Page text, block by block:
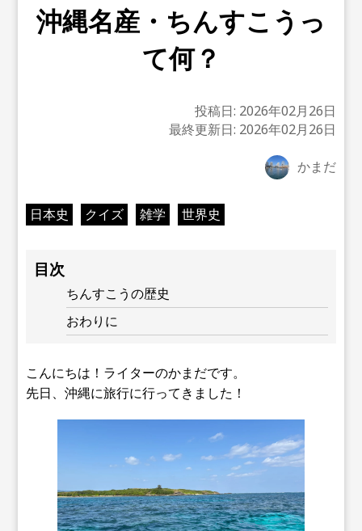
沖縄名産・ちんすこうっ
て何？
投稿日: 2026年02月26日
最終更新日: 2026年02月26日
かまだ
日本史 クイズ 雑学 世界史
目次
ちんすこうの歴史
おわりに
こんにちは！ライターのかまだです。
先日、沖縄に旅行に行ってきました！